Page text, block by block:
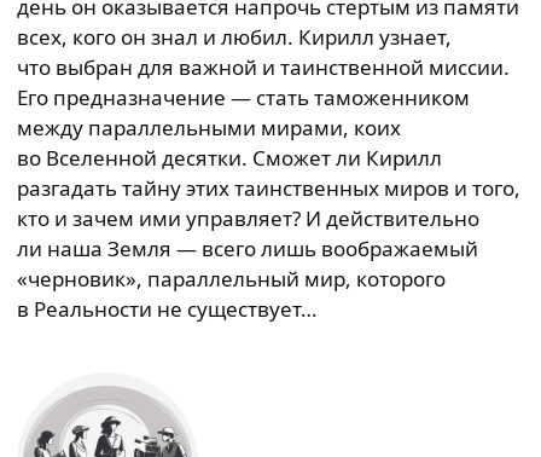
день он оказывается напрочь стертым из памяти
всех, кого он знал и любил. Кирилл узнает,
что выбран для важной и таинственной миссии.
Его предназначение — стать таможенником
между параллельными мирами, коих
во Вселенной десятки. Сможет ли Кирилл
разгадать тайну этих таинственных миров и того,
кто и зачем ими управляет? И действительно
ли наша Земля — всего лишь воображаемый
«черновик», параллельный мир, которого
в Реальности не существует…